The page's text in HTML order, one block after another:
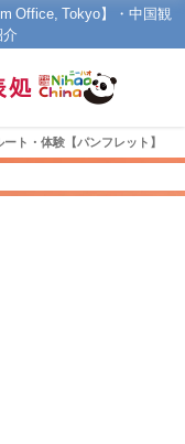
Office, Tokyo】・中国観
介
ート・体験【パンフレット】